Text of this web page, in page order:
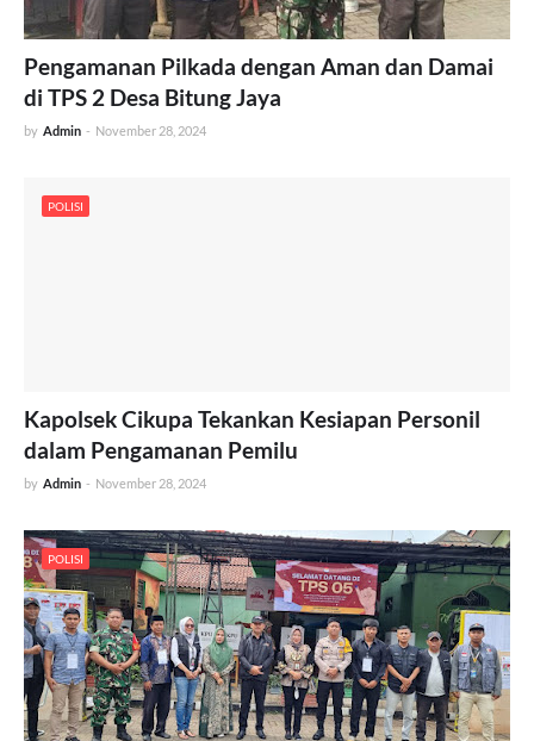
Pengamanan Pilkada dengan Aman dan Damai
di TPS 2 Desa Bitung Jaya
by Admin - November 28, 2024
POLISI
Kapolsek Cikupa Tekankan Kesiapan Personil
dalam Pengamanan Pemilu
by Admin - November 28, 2024
POLISI